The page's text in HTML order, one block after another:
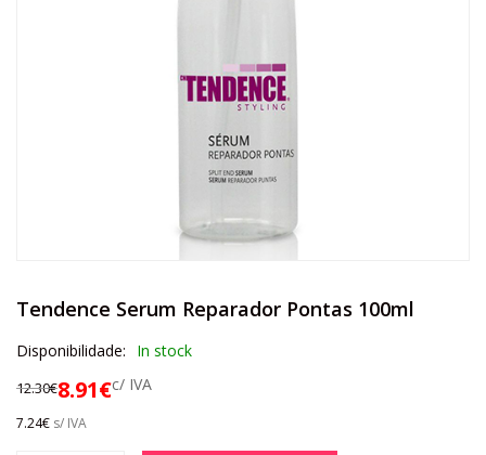
Tendence Serum Reparador Pontas 100ml
Disponibilidade: In stock
12.30€8.91€c/ IVA
7.24€ s/ IVA